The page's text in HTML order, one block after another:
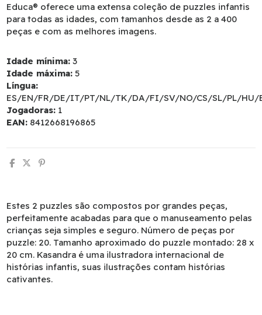
Educa® oferece uma extensa coleção de puzzles infantis
para todas as idades, com tamanhos desde as 2 a 400
peças e com as melhores imagens.
Idade mínima: 3
Idade máxima: 5
Língua:
ES/EN/FR/DE/IT/PT/NL/TK/DA/FI/SV/NO/CS/SL/PL/HU/
Jogadoras: 1
EAN: 8412668196865
Estes 2 puzzles são compostos por grandes peças,
perfeitamente acabadas para que o manuseamento pelas
crianças seja simples e seguro. Número de peças por
puzzle: 20. Tamanho aproximado do puzzle montado: 28 x
20 cm. Kasandra é uma ilustradora internacional de
histórias infantis, suas ilustrações contam histórias
cativantes.